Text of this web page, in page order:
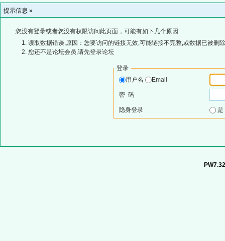
提示信息 »
您没有登录或者您没有权限访问此页面，可能有如下几个原因:
读取数据错误,原因：您要访问的链接无效,可能链接不完整,或数据已被删
您还不是论坛会员,请先登录论坛
登录
用户名
Email
密 码
隐身登录